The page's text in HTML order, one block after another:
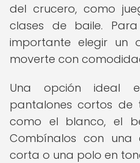
del crucero, como
clases de baile.
importante elegir un
moverte con
Una opción ideal
pantalones cortos de
como el blanco, el
Combínalos con
corta o una polo en